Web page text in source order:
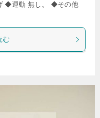
◆運動 無し。 ◆その他
む